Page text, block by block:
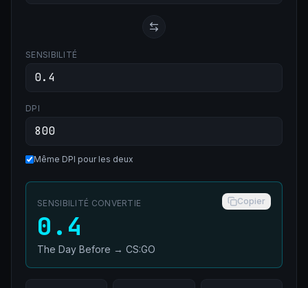
SENSIBILITÉ
DPI
Même DPI pour les deux
SENSIBILITÉ CONVERTIE Copier
0.4
The Day Before → CS:GO